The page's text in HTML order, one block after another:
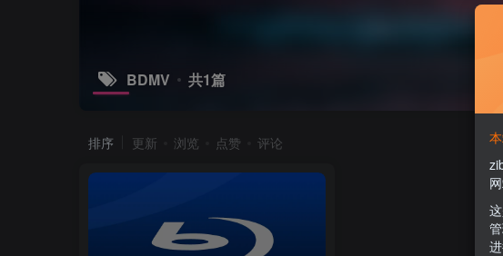
BDMV 共1篇
排序 更新 浏览 点赞 评论